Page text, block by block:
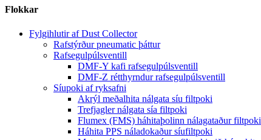
Flokkar
Fylgihlutir af Dust Collector
Rafstýrður pneumatic þáttur
Rafsegulpúlsventill
DMF-Y kafi rafsegulpúlsventill
DMF-Z rétthyrndur rafsegulpúlsventill
Síupoki af ryksafni
Akrýl meðalhita nálgata síu filtpoki
Trefjagler nálgata sía filtpoki
Flumex (FMS) háhitaþolinn nálagataður filtpoki
Háhita PPS náladokaður síufiltpoki